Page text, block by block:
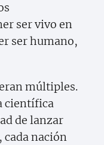
ser vivo en
ser humano,
múltiples.
científica
de lanzar
nación